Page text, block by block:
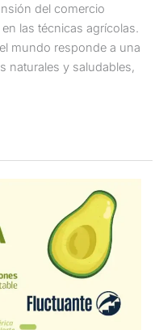
del comercio
las técnicas agrícolas.
mundo responde a una
naturales y saludables,